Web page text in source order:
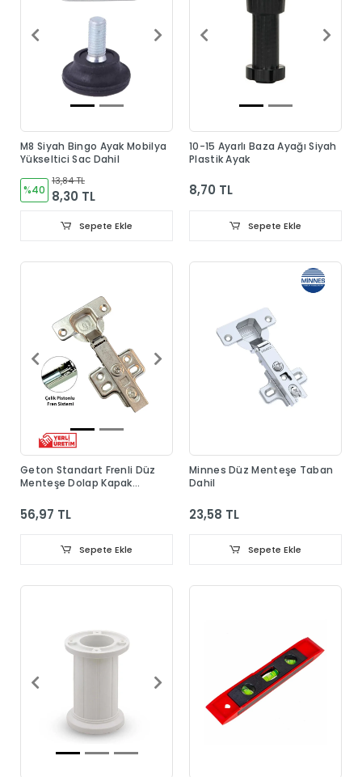
M8 Siyah Bingo Ayak Mobilya
Yükseltici Sac Dahil
%40
13,84 TL
8,30 TL
Sepete Ekle
10-15 Ayarlı Baza Ayağı Siyah
Plastik Ayak
8,70 TL
Sepete Ekle
Geton Standart Frenli Düz
Menteşe Dolap Kapak
56,97 TL
Sepete Ekle
Minnes Düz Menteşe Taban
Dahil
23,58 TL
Sepete Ekle